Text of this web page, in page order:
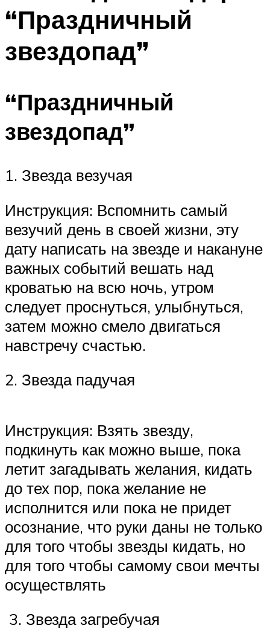
“Праздничный
звездопад”
“Праздничный
звездопад”
1. Звезда везучая
Инструкция: Вспомнить самый
везучий день в своей жизни, эту
дату написать на звезде и накануне
важных событий вешать над
кроватью на всю ночь, утром
следует проснуться, улыбнуться,
затем можно смело двигаться
навстречу счастью.
2. Звезда падучая
Инструкция: Взять звезду,
подкинуть как можно выше, пока
летит загадывать желания, кидать
до тех пор, пока желание не
исполнится или пока не придет
осознание, что руки даны не только
для того чтобы звезды кидать, но
для того чтобы самому свои мечты
осуществлять
3. Звезда загребучая